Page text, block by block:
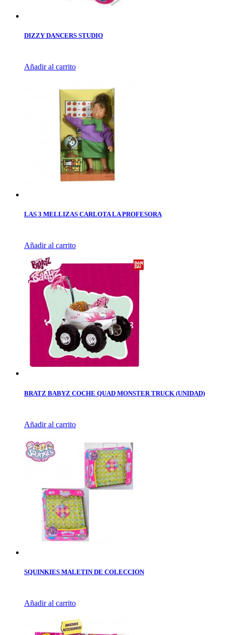
DIZZY DANCERS STUDIO
Añadir al carrito
LAS 3 MELLIZAS CARLOTA LA PROFESORA
Añadir al carrito
BRATZ BABYZ COCHE QUAD MONSTER TRUCK (UNIDAD)
Añadir al carrito
SQUINKIES MALETIN DE COLECCION
Añadir al carrito